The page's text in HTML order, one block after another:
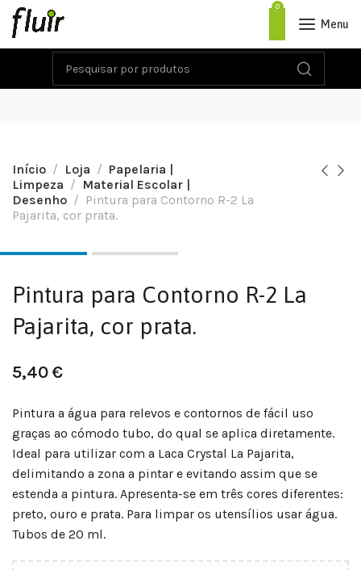
0
Menu
Início Loja
Papelaria |
Limpeza
Material Escolar |
Desenho
Pintura para Contorno R-2 La
Pajarita, cor prata.
Pintura para Contorno R-2 La
Pajarita, cor prata.
5,40€
Pintura a água para relevos e contornos de fácil uso
graças ao cómodo tubo, do qual se aplica diretamente.
Ideal para utilizar com a Laca Crystal La Pajarita,
delimitando a zona a pintar e evitando assim que se
estenda a pintura. Apresenta-se em três cores diferentes:
preto, ouro e prata. Para limpar os utensílios usar água.
Tubos de 20 ml.